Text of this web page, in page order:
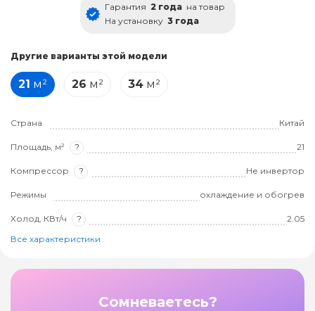
Гарантия 2 года на товар
На установку 3 года
Другие варианты этой модели
21 м² 26 м² 34 м²
Страна Китай
Площадь, м² ? 21
Компрессор ? Не инвертор
Режимы охлаждение и обогрев
Холод, КВт/ч ?
2.05
Все характеристики
Сомневаетесь?